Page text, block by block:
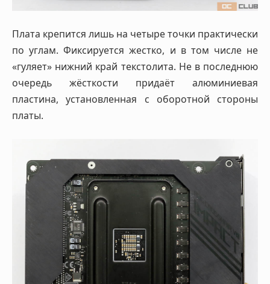
Плата крепится лишь на четыре точки практически
по углам. Фиксируется жестко, и в том числе не
«гуляет» нижний край текстолита. Не в последнюю
очередь жёсткости придаёт алюминиевая
пластина, установленная с оборотной стороны
платы.